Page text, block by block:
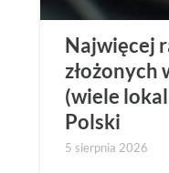
Najwięcej
złożonych
(wiele
Polski
5 sierpnia 2026